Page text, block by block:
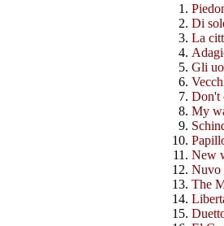
Di
La
Gli
Don't
My
New
Nuvo
The